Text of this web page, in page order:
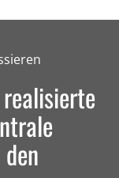
realisierte